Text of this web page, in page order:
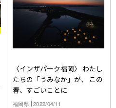
〈インザパーク福岡〉 わたし
たちの「うみなか」が、 この
春、すごいことに
福岡県 2022/04/11